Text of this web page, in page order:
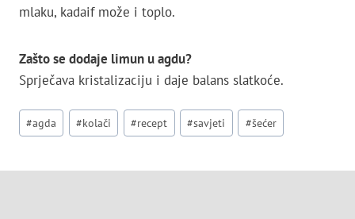
mlaku, kadaif može i toplo.
Zašto se dodaje limun u agdu?
Sprječava kristalizaciju i daje balans slatkoće.
Post
Tags:
#agda #kolači #recept #savjeti #šećer